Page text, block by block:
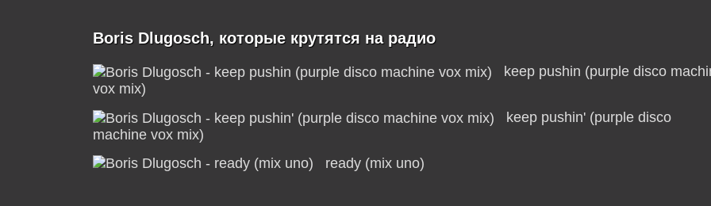
Boris Dlugosch, которые крутятся на радио
keep pushin (purple disco
vox mix)
keep pushin' (purple disco
machine vox mix)
ready (mix uno)